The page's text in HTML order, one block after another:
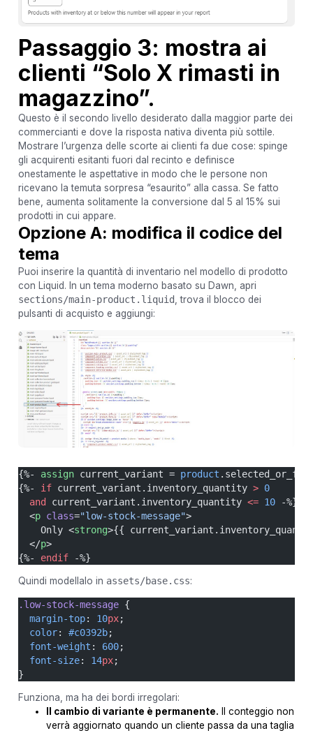
Passaggio 3: mostra ai
clienti “Solo X rimasti in
magazzino”.
Questo è il secondo livello desiderato dalla maggior parte dei
commercianti e dove la risposta nativa diventa più sottile.
Mostrare l’urgenza delle scorte ai clienti fa due cose: spinge
gli acquirenti esitanti fuori dal recinto e definisce
onestamente le aspettative in modo che le persone non
ricevano la temuta sorpresa “esaurito” alla cassa. Se fatto
bene, aumenta solitamente la conversione dal 5 al 15% sui
prodotti in cui appare.
Opzione A: modifica il codice del
tema
Puoi inserire la quantità di inventario nel modello di prodotto
con Liquid. In un tema moderno basato su Dawn, apri
sections/main-product.liquid, trova il blocco dei
pulsanti di acquisto e aggiungi:
{%- assign current_variant = product
{%- if current_variant.inventory_quantity > 0
  and
current_variant.inventory_quantity <= 10 -%}
  <
p class="low-stock-message">
    Only <
strong>{{
  </
p>
{%- endif -%}
Quindi modellalo in assets/base.css:
.low-stock-message {
  margin-top
: 10px;
  color
: #c0392b;
  font-weight
: 600;
  font-size
: 14px;
}
Funziona, ma ha dei bordi irregolari:
Il cambio di variante è permanente. Il conteggio non
verrà aggiornato quando un cliente passa da una taglia